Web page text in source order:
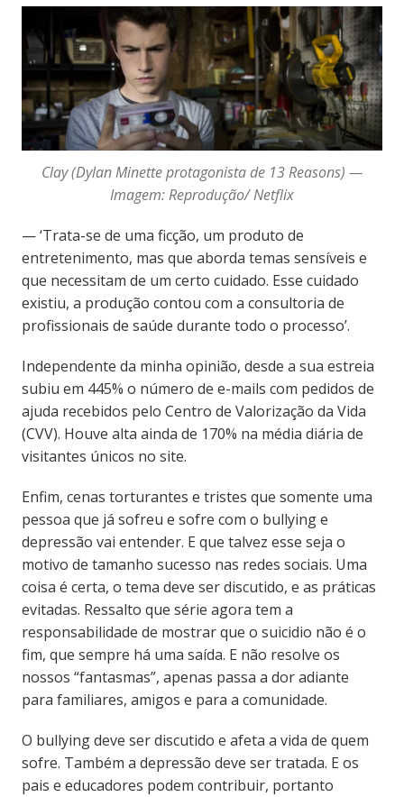
Clay (Dylan Minette protagonista de 13 Reasons) —
Imagem: Reprodução/ Netflix
— ‘Trata-se de uma ficção, um produto de
entretenimento, mas que aborda temas sensíveis e
que necessitam de um certo cuidado. Esse cuidado
existiu, a produção contou com a consultoria de
profissionais de saúde durante todo o processo’.
Independente da minha opinião, desde a sua estreia
subiu em 445% o número de e-mails com pedidos de
ajuda recebidos pelo Centro de Valorização da Vida
(CVV). Houve alta ainda de 170% na média diária de
visitantes únicos no site.
Enfim, cenas torturantes e tristes que somente uma
pessoa que já sofreu e sofre com o bullying e
depressão vai entender. E que talvez esse seja o
motivo de tamanho sucesso nas redes sociais. Uma
coisa é certa, o tema deve ser discutido, e as práticas
evitadas. Ressalto que série agora tem a
responsabilidade de mostrar que o suicidio não é o
fim, que sempre há uma saída. E não resolve os
nossos “fantasmas”, apenas passa a dor adiante
para familiares, amigos e para a comunidade.
O bullying deve ser discutido e afeta a vida de quem
sofre. Também a depressão deve ser tratada. E os
pais e educadores podem contribuir, portanto